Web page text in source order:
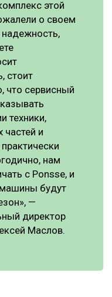
этой
о своем
стоит
что сервисный
техники,
частей и
нам
с Ponsse, и
будут
—
директор
Маслов.